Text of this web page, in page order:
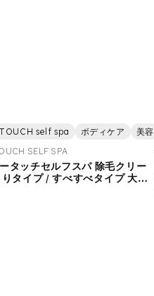
self spa ボディケア 美容
SELF SPA
タッチセルフスパ 除毛クリー
タイプ / すべすべタイプ 大容